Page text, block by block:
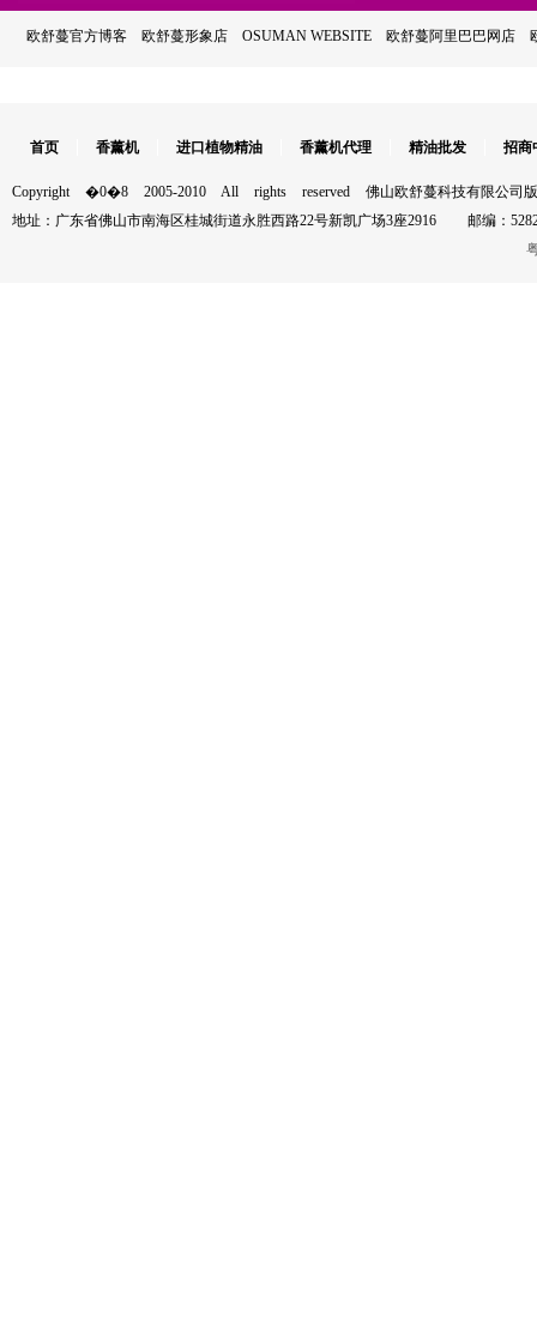
欧舒蔓官方博客 欧舒蔓形象店 OSUMAN WEBSITE 欧舒蔓阿里巴巴网店
首页 香薰机 进口植物精油 香薰机代理 精油批发 招商
Copyright �0�8 2005-2010 All rights reserved 佛山欧舒蔓科技有限公司版
地址：广东省佛山市南海区桂城街道永胜西路22号新凯广场3座2916 邮编